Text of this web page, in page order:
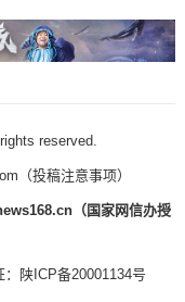
reserved.
（投稿注意事项）
（国家网信办授
陕ICP备20001134号